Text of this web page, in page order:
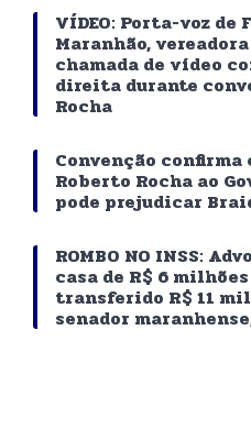
VÍDEO: Porta-voz
Maranhão,
chamada de vídeo
direita durante
Rocha
Convenção
Roberto Rocha ao
pode prejudicar
ROMBO NO INSS:
casa de R$ 6
transferido R$ 11
senador